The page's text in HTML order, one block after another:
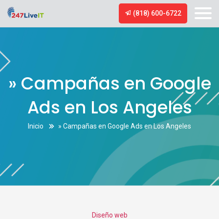
(818) 600-6722
» Campañas en Google
Ads en Los Angeles
Inicio » Campañas en Google Ads en Los Angeles
Categories
Diseño web